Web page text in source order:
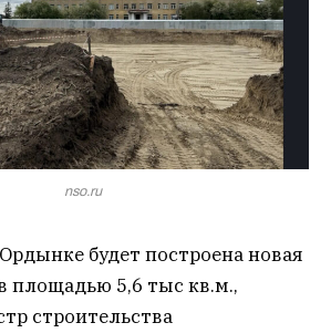
nso.ru
будет построена новая
площадью 5,6 тыс кв.м.,
строительства